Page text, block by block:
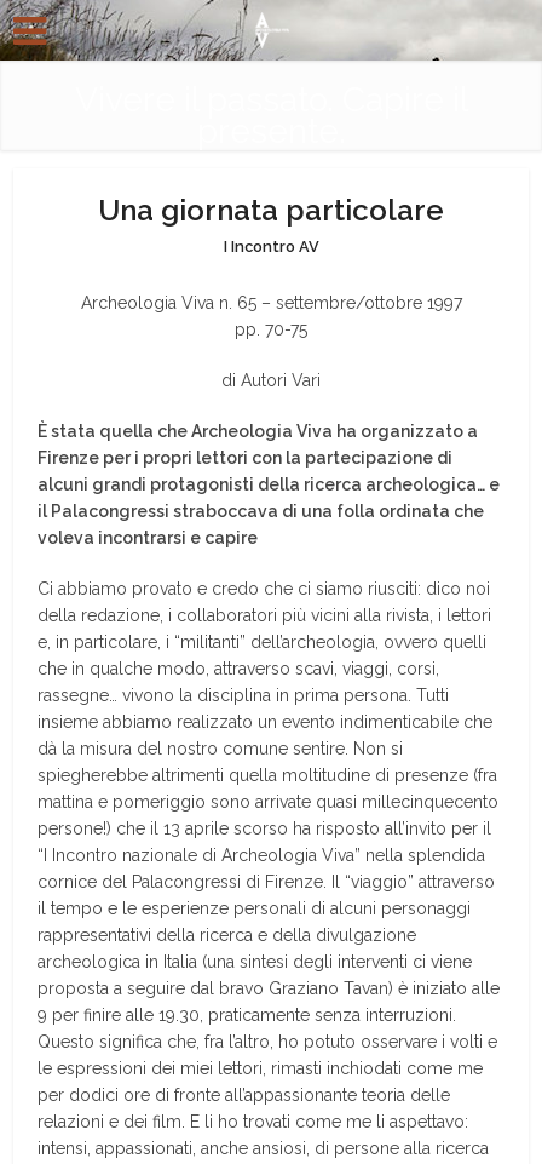
Una giornata particolare
I Incontro AV
Archeologia Viva n. 65 – settembre/ottobre 1997
pp. 70-75
di Autori Vari
È stata quella che Archeologia Viva ha organizzato a
Firenze per i propri lettori con la partecipazione di
alcuni grandi protagonisti della ricerca archeologica… e
il Palacongressi straboccava di una folla ordinata che
voleva incontrarsi e capire
Ci abbiamo provato e credo che ci siamo riusciti: dico noi
della redazione, i collaboratori più vicini alla rivista, i lettori
e, in particolare, i “militanti” dell’archeologia, ovvero quelli
che in qualche modo, attraverso scavi, viaggi, corsi,
rassegne… vivono la disciplina in prima persona. Tutti
insieme abbiamo realizzato un evento indimenticabile che
dà la misura del nostro comune sentire. Non si
spiegherebbe altrimenti quella moltitudine di presenze (fra
mattina e pomeriggio sono arrivate quasi millecinquecento
persone!) che il 13 aprile scorso ha risposto all’invito per il
“I Incontro nazionale di Archeologia Viva” nella splendida
cornice del Palacongressi di Firenze. Il “viaggio” attraverso
il tempo e le esperienze personali di alcuni personaggi
rappresentativi della ricerca e della divulgazione
archeologica in Italia (una sintesi degli interventi ci viene
proposta a seguire dal bravo Graziano Tavan) è iniziato alle
9 per finire alle 19.30, praticamente senza interruzioni.
Questo significa che, fra l’altro, ho potuto osservare i volti e
le espressioni dei miei lettori, rimasti inchiodati come me
per dodici ore di fronte all’appassionante teoria delle
relazioni e dei film. E li ho trovati come me li aspettavo:
intensi, appassionati, anche ansiosi, di persone alla ricerca